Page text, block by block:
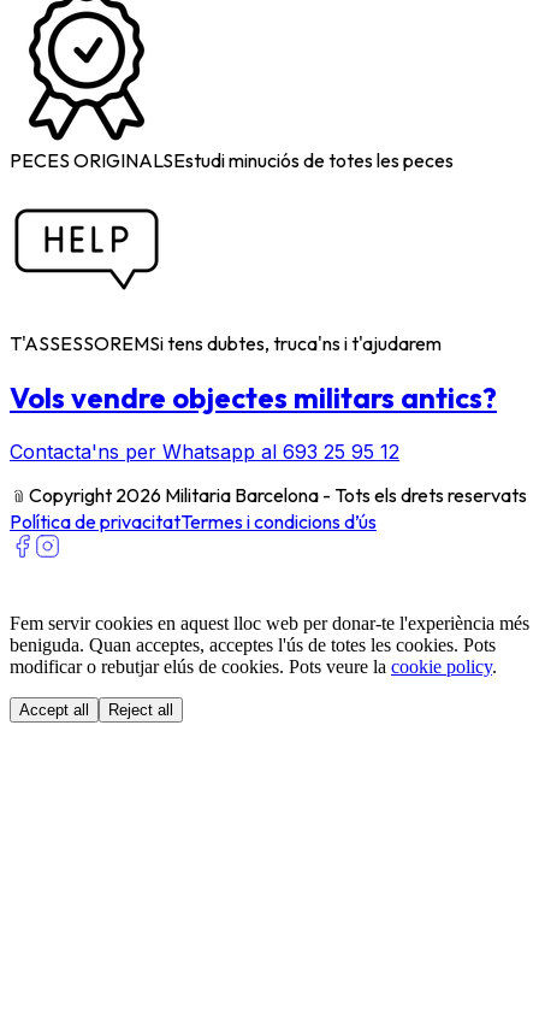
PECES ORIGINALSEstudi minuciós de totes les peces
T'ASSESSOREMSi tens dubtes, truca'ns i t'ajudarem
Vols vendre objectes militars antics?
Contacta'ns per Whatsapp al 693 25 95 12
﹫ Copyright 2026 Militaria Barcelona - Tots els drets reservats
Política de privacitatTermes i condicions d’ús
Fem servir cookies en aquest lloc web per donar-te l'experiència més
beniguda. Quan acceptes, acceptes l'ús de totes les cookies. Pots
modificar o rebutjar elús de cookies. Pots veure la cookie policy.
Accept all Reject all